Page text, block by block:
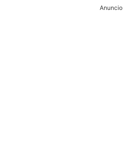
Anuncio